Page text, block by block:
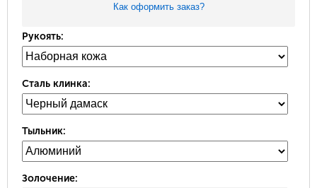
Как оформить заказ?
Рукоять:
Сталь клинка:
Тыльник:
Золочение: